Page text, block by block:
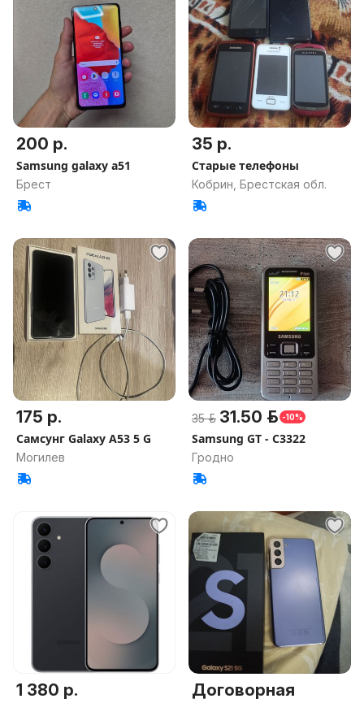
200 р.
Samsung galaxy a51
Брест
35 р.
Старые телефоны
Кобрин, Брестская обл.
175 р.
Самсунг Galaxy A53 5 G
Могилев
35 р. 31.50 р. -10%
Samsung GT - C3322
Гродно
1 380 р. Договорная